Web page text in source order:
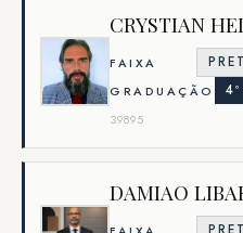
CRYSTIAN
FAIXA
GRADUAÇÃO
39895
DAMIAO